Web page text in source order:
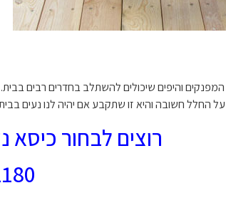
והיפים שיכולים להשתלב בחדרים רבים
החלל חשובה והיא זו שתקבע אם יהיה לנו נעים
רוצים לבחור כיסא